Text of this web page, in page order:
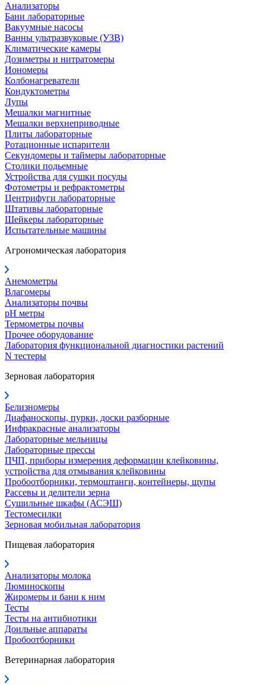
Анализаторы
Бани лабораторные
Вакуумные насосы
Ванны ультразвуковые (УЗВ)
Климатические камеры
Дозиметры и нитратомеры
Иономеры
Колбонагреватели
Кондуктометры
Лупы
Мешалки магнитные
Мешалки верхнеприводные
Плиты лабораторные
Ротационные испарители
Секундомеры и таймеры лабораторные
Столики подьемные
Устройства для сушки посуды
Фотометры и рефрактометры
Центрифуги лабораторные
Штативы лабораторные
Шейкеры лабораторные
Испытательные машины
Агрономическая лаборатория
Анемометры
Влагомеры
Анализаторы почвы
pH метры
Термометры почвы
Прочее оборудование
Лаборатория функциональной диагностики растений
N тестеры
Зерновая лаборатория
Белизномеры
Диафаноскопы, пурки, доски разборные
Инфракрасные анализаторы
Лабораторные мельницы
Лабораторные прессы
ПЧП, приборы измерения деформации клейковины,
устройства для отмывания клейковины
Пробоотборники, термоштанги, контейнеры, щупы
Рассевы и делители зерна
Сушильные шкафы (АСЭШ)
Тестомесилки
Зерновая мобильная лаборатория
Пищевая лаборатория
Анализаторы молока
Люминоскопы
Жиромеры и бани к ним
Тесты
Тесты на антибиотики
Доильные аппараты
Пробоотборники
Ветеринарная лаборатория